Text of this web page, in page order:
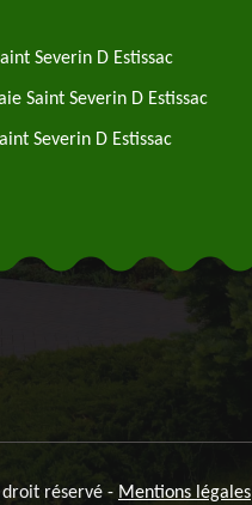
Severin D Estissac
Saint Severin D Estissac
Severin D Estissac
réservé - Mentions légales